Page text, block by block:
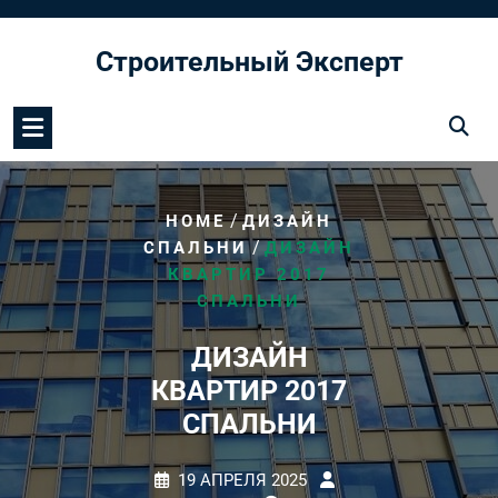
содержимомуСтроительный Эксперт
HOME/ДИЗАЙН
СПАЛЬНИ/ДИЗАЙН
КВАРТИР 2017
СПАЛЬНИ
ДИЗАЙН
КВАРТИР 2017
СПАЛЬНИ
19 АПРЕЛЯ 2025